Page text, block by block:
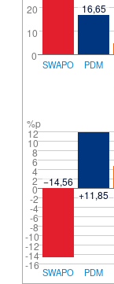
20
10
0
16,65
SWAPO PDM
%p
12
10
8
6
4
2
0
-2
-4
-6
-8
-10
-12
-14
-16
−14,56
+11,85
SWAPO PDM